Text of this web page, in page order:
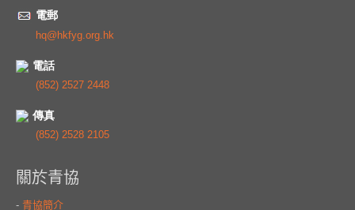
電郵
hq@hkfyg.org.hk
電話
(852) 2527 2448
傳真
(852) 2528 2105